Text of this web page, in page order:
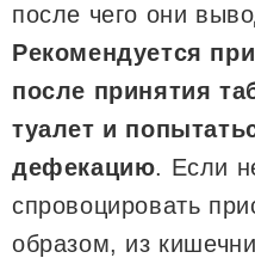
после чего они
Рекомендуется
после принятия
туалет и
дефекацию. Если
спровоцировать
образом, из